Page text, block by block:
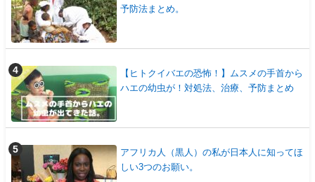
予防法まとめ。
【ヒトクイバエの恐怖！】ムスメの手首から
ハエの幼虫が！対処法、治療、予防まとめ
アフリカ人（黒人）の私が日本人に知ってほ
しい3つのお願い。